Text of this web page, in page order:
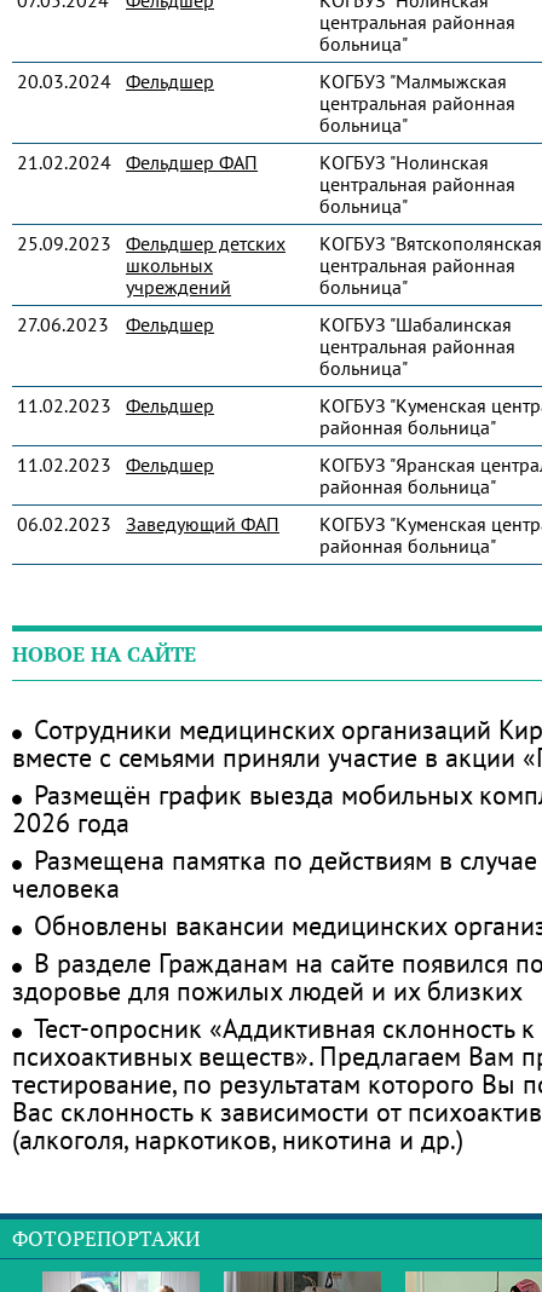
центральная районная
больница"
20.03.2024 Фельдшер
КОГБУЗ "Малмыжская
центральная районная
больница"
21.02.2024 Фельдшер ФАП
КОГБУЗ "Нолинская
центральная районная
больница"
25.09.2023
Фельдшер детских
школьных
учреждений
КОГБУЗ "Вятскополянская
центральная районная
больница"
27.06.2023
Фельдшер
КОГБУЗ "Шабалинская
центральная районная
больница"
11.02.2023
Фельдшер
КОГБУЗ "Куменская
районная больница"
11.02.2023
Фельдшер
КОГБУЗ "Яранская
районная больница"
06.02.2023
Заведующий ФАП
КОГБУЗ "Куменская
районная больница"
НОВОЕ НА САЙТЕ
Сотрудники медицинских организаций
вместе с семьями приняли участие в акции
Размещён график выезда мобильных
2026 года
Размещена памятка по действиям в
человека
Обновлены вакансии медицинских
В разделе Гражданам на сайте появился
здоровье для пожилых людей и их близких
Тест-опросник «Аддиктивная склонность
психоактивных веществ». Предлагаем Вам
тестирование, по результатам которого Вы
Вас склонность к зависимости от
(алкоголя, наркотиков, никотина и др.)
ФОТОРЕПОРТАЖИ